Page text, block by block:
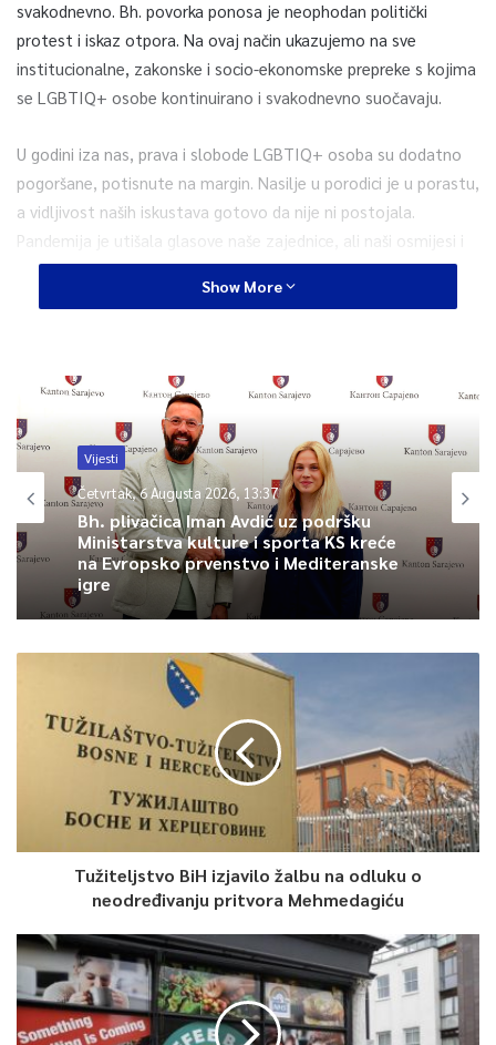
svakodnevno. Bh. povorka ponosa je neophodan politički
protest i iskaz otpora. Na ovaj način ukazujemo na sve
institucionalne, zakonske i socio-ekonomske prepreke s kojima
se LGBTIQ+ osobe kontinuirano i svakodnevno suočavaju.
U godini iza nas, prava i slobode LGBTIQ+ osoba su dodatno
pogoršane, potisnute na margin. Nasilje u porodici je u porastu,
a vidljivost naših iskustava gotovo da nije ni postojala.
Pandemija je utišala glasove naše zajednice, ali naši osmijesi i
životi nisu prestali. Ove godine, glasno i ponosno, sa ulica
šaljemo poruku da i dalje postojimo te našim bojama pružamo
navodi se.
Kako naglašavaju u saopćenju za javnost, bh. povorka ponosa
je nastala iz potrebe za unapređenje svakodnevnog života
LGBTIQ+ osoba u BiH.
0
Article Rating
Show More
Vijesti
Četvrtak, 6 Augusta 2026, 13:37
Bh. plivačica Iman Avdić uz podršku
Ministarstva kulture i sporta KS kreće
na Evropsko prvenstvo i Mediteranske
igre
Tužiteljstvo BiH izjavilo žalbu na odluku o
neodređivanju pritvora Mehmedagiću